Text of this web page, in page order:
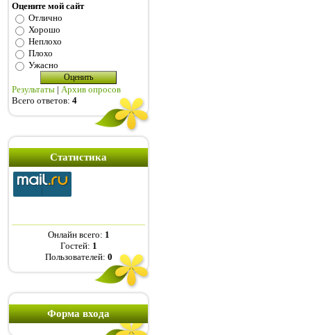
Оцените мой сайт
Отлично
Хорошо
Неплохо
Плохо
Ужасно
Результаты | Архив опросов
Всего ответов: 4
Статистика
Онлайн всего: 1
Гостей: 1
Пользователей: 0
Форма входа